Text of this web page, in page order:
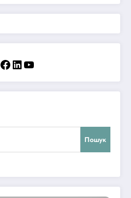
Facebook
LinkedIn
YouTube
Пошук